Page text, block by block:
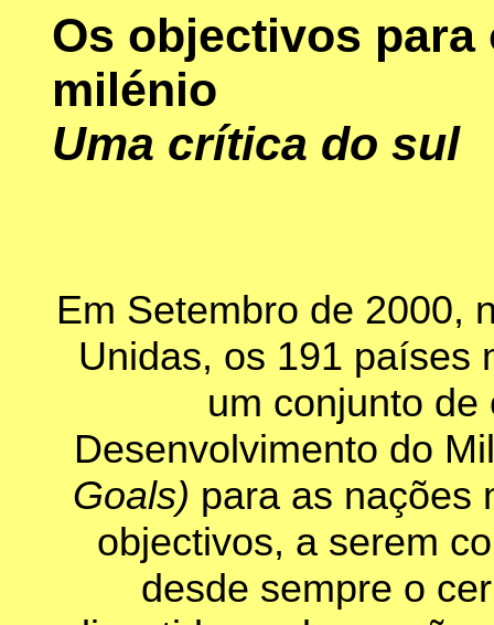
Os objectivos
milénio
Uma crítica do sul
Em Setembro de 2000,
Unidas, os 191 países
um conjunto
Desenvolvimento do
Goals) para as nações
objectivos, a serem
desde sempre o